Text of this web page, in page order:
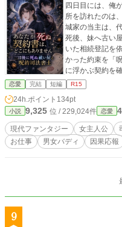
四日目には、俺が死んでい
所を訪れたのは
城家の当主は、
死後、妹へ古い
いた相続登記を依頼しに来
かった約束を「
に浮かぶ契約を
ではなく、「貸与霊
死ぬと書いてある契約
め、綴は危険を
ずの次順位承継
た。 助けるための手続きが、別の人間を次の債務者にした。
自らの判断に責
し、朔の父が二
死が正当な対価
化した結果だったという事実
書士と、死ぬこ
恋愛 完結 短編 R15
24h.ポイント 134pt
小説 9,325 位 / 229,024件 恋愛
現代ファンタジー 女主人公
お仕事
男女バディ 因果応報
9